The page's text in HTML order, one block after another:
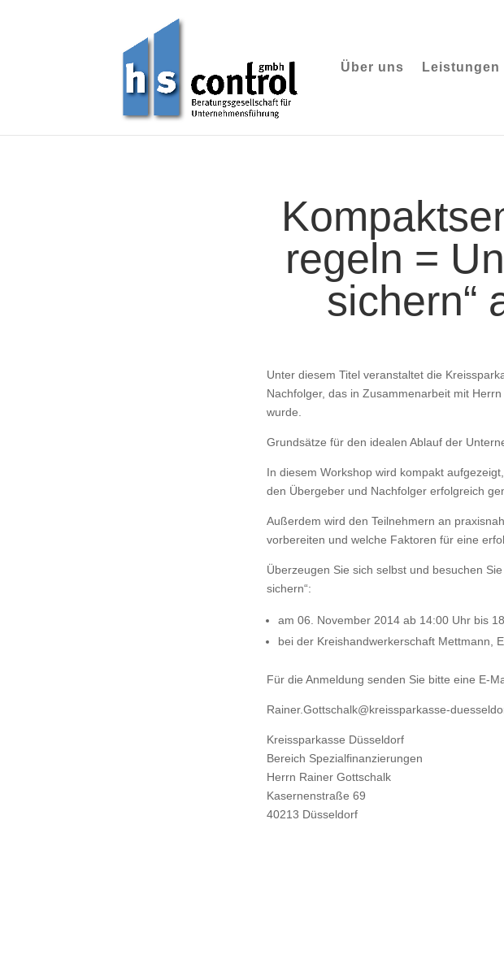
Über uns Leistungen
regeln =
sichern“
Unter diesem Titel veranstaltet die
Nachfolger, das in Zusammenarbeit mit
wurde.
Grundsätze für den idealen Ablauf der
In diesem Workshop wird kompakt
den Übergeber und Nachfolger erfolgreich
Außerdem wird den Teilnehmern an
vorbereiten und welche Faktoren für eine
Überzeugen Sie sich selbst und besuchen
sichern“:
am 06. November 2014 ab 14:00 Uhr bis
bei der Kreishandwerkerschaft Mettmann,
Für die Anmeldung senden Sie bitte eine E-
Rainer.Gottschalk@kreissparkasse-
Kreissparkasse Düsseldorf
Bereich Spezialfinanzierungen
Herrn Rainer Gottschalk
Kasernenstraße 69
40213 Düsseldorf